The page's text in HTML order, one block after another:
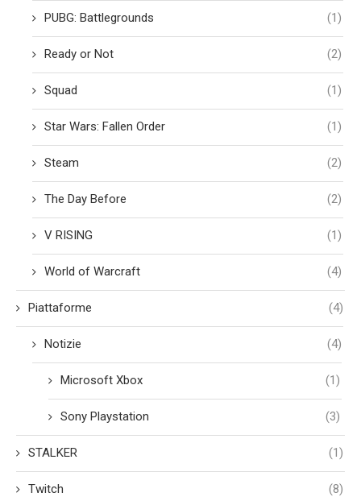
PUBG: Battlegrounds (1)
Ready or Not (2)
Squad (1)
Star Wars: Fallen Order (1)
Steam (2)
The Day Before (2)
V RISING (1)
World of Warcraft (4)
Piattaforme (4)
Notizie (4)
Microsoft Xbox (1)
Sony Playstation (3)
STALKER (1)
Twitch (8)